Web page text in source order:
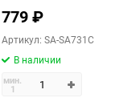
779₽
Артикул: SA-SA731C
В наличии
мин.
1